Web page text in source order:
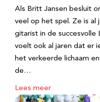
Als Britt Jansen besluit
veel op het spel. Ze is al
gitarist in de succesvolle
voelt ook al jaren dat er
het verkeerde lichaam
de…
Lees meer